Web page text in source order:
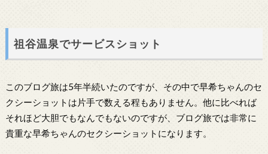
祖谷温泉でサービスショット
このブログ旅は5年半続いたのですが、その中で早希ちゃんのセ
クシーショットは片手で数える程もありません。他に比べれば
それほど大胆でもなんでもないのですが、ブログ旅では非常に
貴重な早希ちゃんのセクシーショットになります。